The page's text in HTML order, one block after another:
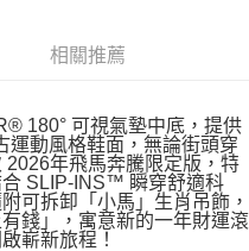
相關推薦
180° 可視氣墊中底，提供
運動風格鞋面，無論街頭穿
年飛馬奔騰限定版，特
SLIP-INS™ 瞬穿舒適科
可拆卸「小馬」生肖吊飾，
錢」，寓意新的一年財運滾
嶄新旅程！